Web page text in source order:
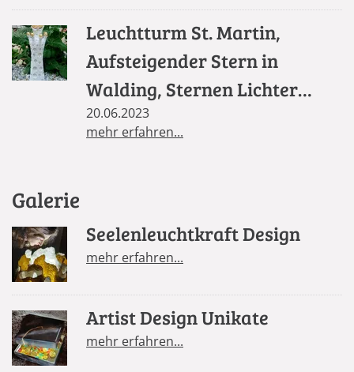
Leuchtturm St. Martin,
Aufsteigender Stern in
Walding, Sternen Lichter
Säule in St. Florian
20.06.2023
mehr erfahren...
Galerie
Seelenleuchtkraft Design
mehr erfahren...
Artist Design Unikate
mehr erfahren...